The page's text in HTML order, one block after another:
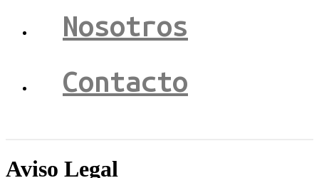
Nosotros
Contacto
Aviso Legal